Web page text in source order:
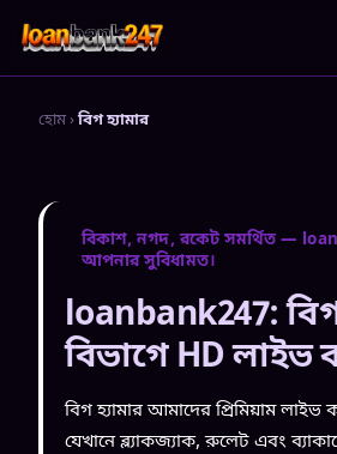
হোম›বিগ হ্যামার
বিকাশ, নগদ, রকেট সমর্থিত —
আপনার সুবিধামত।
loanbank247: বিগ
বিভাগে HD লাইভ
বিগ হ্যামার আমাদের প্রিমিয়াম লাইভ
যেখানে ব্ল্যাকজ্যাক, রুলেট এবং